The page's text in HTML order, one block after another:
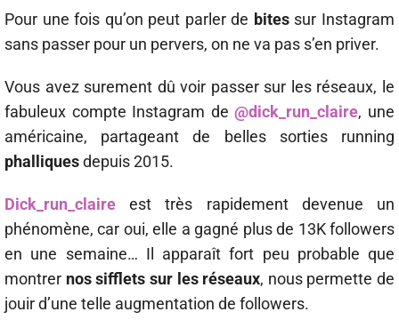
Pour une fois qu’on peut parler de bitessur Instagram
sans passer pour un pervers, on ne va pas s’en priver.
Vous avez surement dû voir passer sur les réseaux, le
fabuleux compte Instagram de@dick_run_claire, une
américaine, partageant de belles sorties running
phalliquesdepuis 2015.
Dick_run_claire est très rapidement devenue un
phénomène, car oui, elle a gagné plus de 13K followers
en une semaine… Il apparaît fort peu probable que
montrer nos sifflets sur les réseaux, nous permette de
jouir d’une telle augmentation de followers.